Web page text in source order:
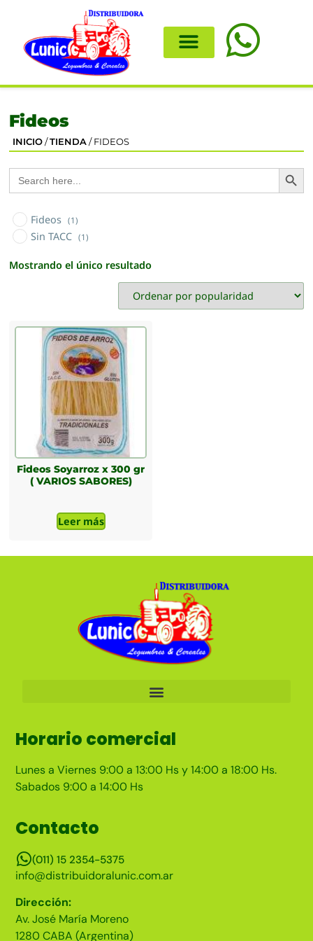
Fideos
INICIO /TIENDA / FIDEOS
Search
for:
Fideos (1)
Sin TACC (1)
Mostrando el único resultado
Fideos Soyarroz x 300 gr
( VARIOS SABORES)
Leer más
Horario comercial
Lunes a Viernes 9:00 a 13:00 Hs y 14:00 a 18:00 Hs.
Sabados 9:00 a 14:00 Hs
Contacto
(011) 15 2354-5375
info@distribuidoralunic.com.ar
Dirección:
Av. José María Moreno
1280 CABA (Argentina)